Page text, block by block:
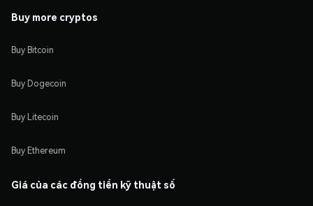
Buy more cryptos
Buy Bitcoin
Buy Dogecoin
Buy Litecoin
Buy Ethereum
Giá của các đồng tiền kỹ thuật số